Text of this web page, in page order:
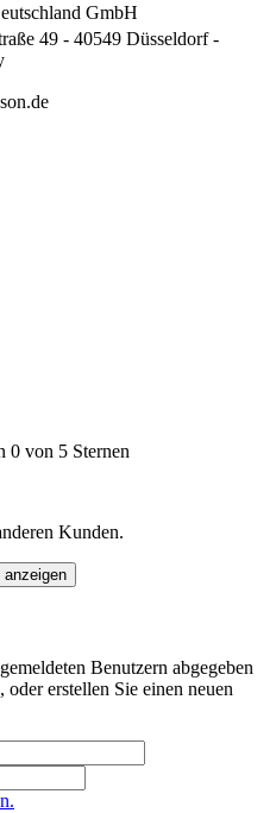
GmbH
49 - 40549 Düsseldorf -
0 von 5 Sternen
Kunden.
anzeigen
Benutzern abgegeben
erstellen Sie einen neuen